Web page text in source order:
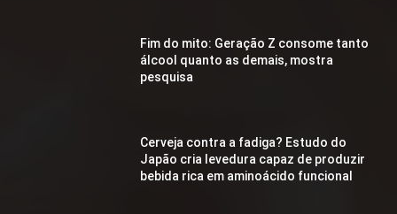
Fim do mito: Geração Z consome tanto
álcool quanto as demais, mostra
pesquisa
Cerveja contra a fadiga? Estudo do
Japão cria levedura capaz de produzir
bebida rica em aminoácido funcional